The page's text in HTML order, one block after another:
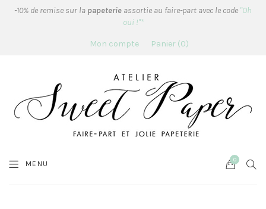
-10% de remise sur la papeterie assortie au faire-part avec le code "Oh
oui !"*
Mon compte Panier 0
MENU Cart
0